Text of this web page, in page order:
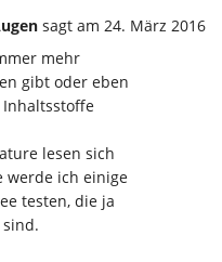
sagt am 24. März 2016
mehr
gibt oder eben
lesen sich
werde ich einige
testen, die ja